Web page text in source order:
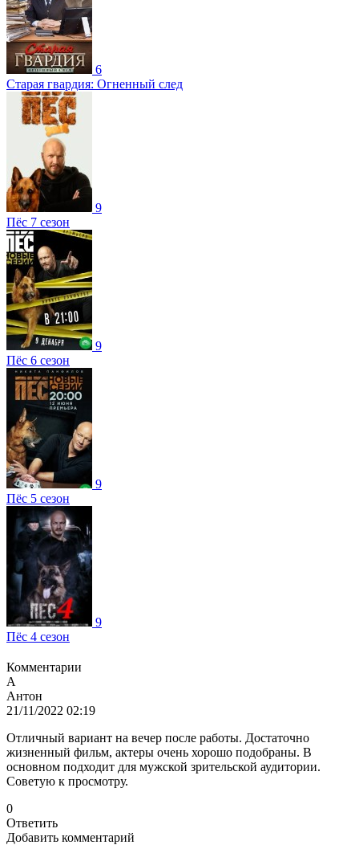
6
Старая гвардия: Огненный след
9
Пёс 7 сезон
9
Пёс 6 сезон
9
Пёс 5 сезон
9
Пёс 4 сезон
Комментарии
А
Антон
21/11/2022 02:19
Отличный вариант на вечер после работы. Достаточно
жизненный фильм, актеры очень хорошо подобраны. В
основном подходит для мужской зрительской аудитории.
Советую к просмотру.
0
Ответить
Добавить комментарий